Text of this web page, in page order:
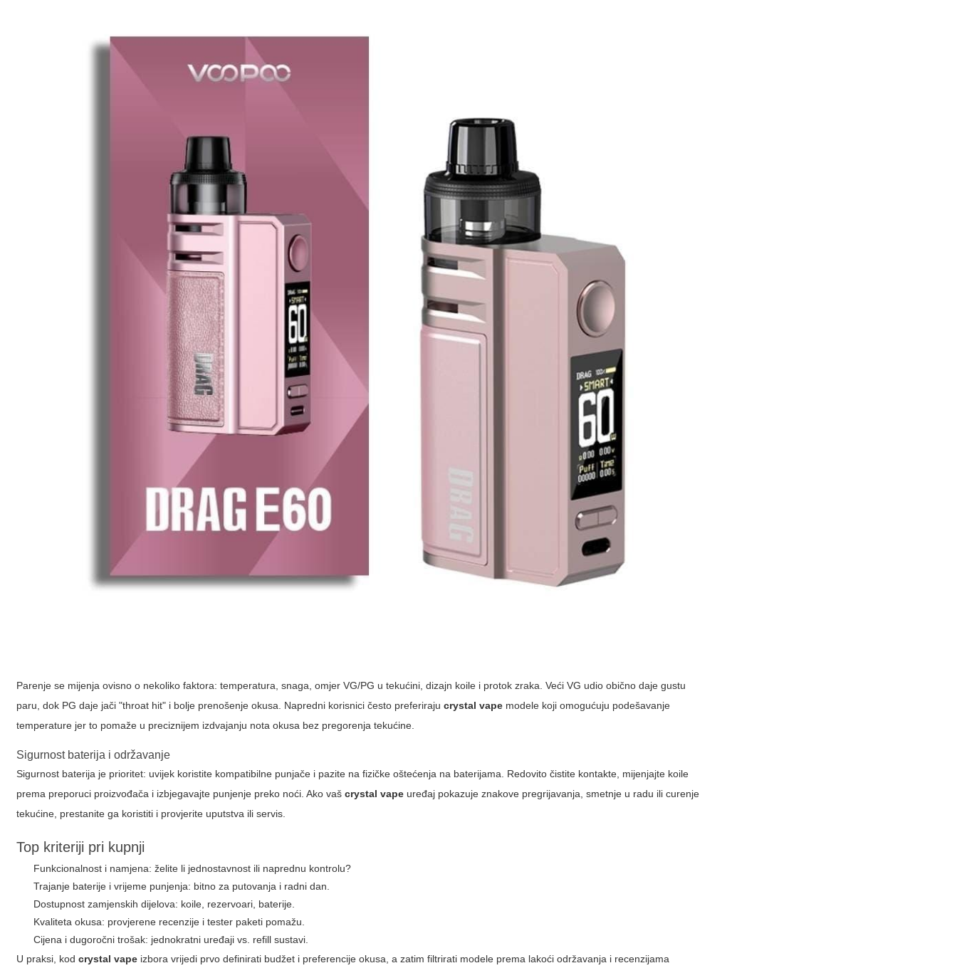
Parenje se mijenja ovisno o nekoliko faktora: temperatura, snaga, omjer VG/PG u tekućini, dizajn koile i protok zraka. Veći VG udio obično daje gustu
paru, dok PG daje jači "throat hit" i bolje prenošenje okusa. Napredni korisnici često preferirajucrystal vape modele koji omogućuju podešavanje
temperature jer to pomaže u preciznijem izdvajanju nota okusa bez pregorenja tekućine.
Sigurnost baterija i održavanje
Sigurnost baterija je prioritet: uvijek koristite kompatibilne punjače i pazite na fizičke oštećenja na baterijama. Redovito čistite kontakte, mijenjajte koile
prema preporuci proizvođača i izbjegavajte punjenje preko noći. Ako vašcrystal vape uređaj pokazuje znakove pregrijavanja, smetnje u radu ili curenje
tekućine, prestanite ga koristiti i provjerite uputstva ili servis.
Top kriteriji pri kupnji
Funkcionalnost i namjena: želite li jednostavnost ili naprednu kontrolu?
Trajanje baterije i vrijeme punjenja: bitno za putovanja i radni dan.
Dostupnost zamjenskih dijelova: koile, rezervoari, baterije.
Kvaliteta okusa: provjerene recenzije i tester paketi pomažu.
Cijena i dugoročni trošak: jednokratni uređaji vs. refill sustavi.
U praksi, kodcrystal vape izbora vrijedi prvo definirati budžet i preferencije okusa, a zatim filtrirati modele prema lakoći održavanja i recenzijama